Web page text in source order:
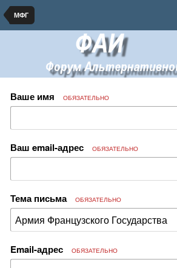
МФГ
Ваше имя ОБЯЗАТЕЛЬНО
Ваш email-адрес ОБЯЗАТЕЛЬНО
Тема письма ОБЯЗАТЕЛЬНО
Email-адрес ОБЯЗАТЕЛЬНО